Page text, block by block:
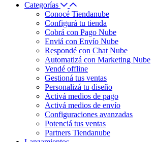
Categorías
Conocé Tiendanube
Configurá tu tienda
Cobrá con Pago Nube
Enviá con Envío Nube
Respondé con Chat Nube
Automatizá con Marketing Nube
Vendé offline
Gestioná tus ventas
Personalizá tu diseño
Activá medios de pago
Activá medios de envío
Configuraciones avanzadas
Potenciá tus ventas
Partners Tiendanube